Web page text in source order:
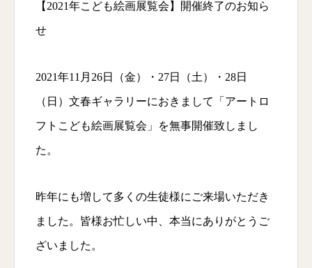
【2021年こども絵画展覧会】開催終了のお知ら
せ
2021年11月26日（金）・27日（土）・28日
（日）文春ギャラリーにおきまして「アートロ
フトこども絵画展覧会」を無事開催致しまし
た。
昨年にも増して多くの生徒様にご来場いただき
ました。皆様お忙しい中、本当にありがとうご
ざいました。